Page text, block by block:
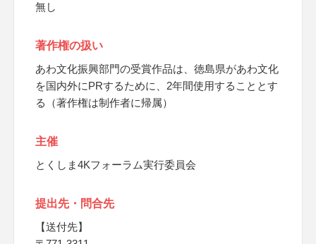
無し
著作権の扱い
あわ文化振興部門の受賞作品は、徳島県があわ文化
を国内外にPRするために、2年間使用することとす
る（著作権は制作者に帰属）
主催
とくしま4Kフォーラム実行委員会
提出先・問合先
【送付先】